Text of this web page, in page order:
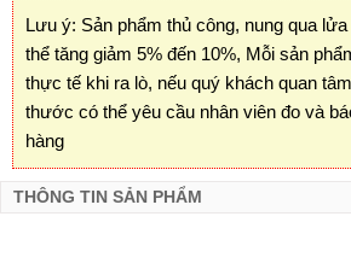
Lưu ý: Sản phẩm thủ công, nung qua
thể tăng giảm 5% đến 10%, Mỗi sản
thực tế khi ra lò, nếu quý khách quan
thước có thể yêu cầu nhân viên đo và
hàng
THÔNG TIN SẢN PHẨM